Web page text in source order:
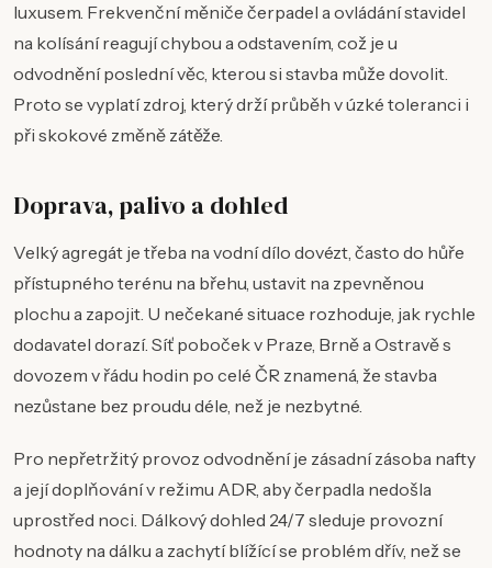
luxusem. Frekvenční měniče čerpadel a ovládání stavidel
na kolísání reagují chybou a odstavením, což je u
odvodnění poslední věc, kterou si stavba může dovolit.
Proto se vyplatí zdroj, který drží průběh v úzké toleranci i
při skokové změně zátěže.
Doprava, palivo a dohled
Velký agregát je třeba na vodní dílo dovézt, často do hůře
přístupného terénu na břehu, ustavit na zpevněnou
plochu a zapojit. U nečekané situace rozhoduje, jak rychle
dodavatel dorazí. Síť poboček v Praze, Brně a Ostravě s
dovozem v řádu hodin po celé ČR znamená, že stavba
nezůstane bez proudu déle, než je nezbytné.
Pro nepřetržitý provoz odvodnění je zásadní zásoba nafty
a její doplňování v režimu ADR, aby čerpadla nedošla
uprostřed noci. Dálkový dohled 24/7 sleduje provozní
hodnoty na dálku a zachytí blížící se problém dřív, než se